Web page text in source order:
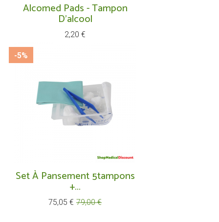
Alcomed Pads - Tampon
D'alcool
Prix
2,20 €
Set À Pansement 5tampons
+...
Prix
75,05 € Prix
79,00 €
-5%